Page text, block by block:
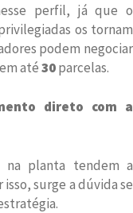
perfil, já que o
os tornam
podem negociar
até30parcelas.
direto com a
na planta tendem a
surge a dúvida se